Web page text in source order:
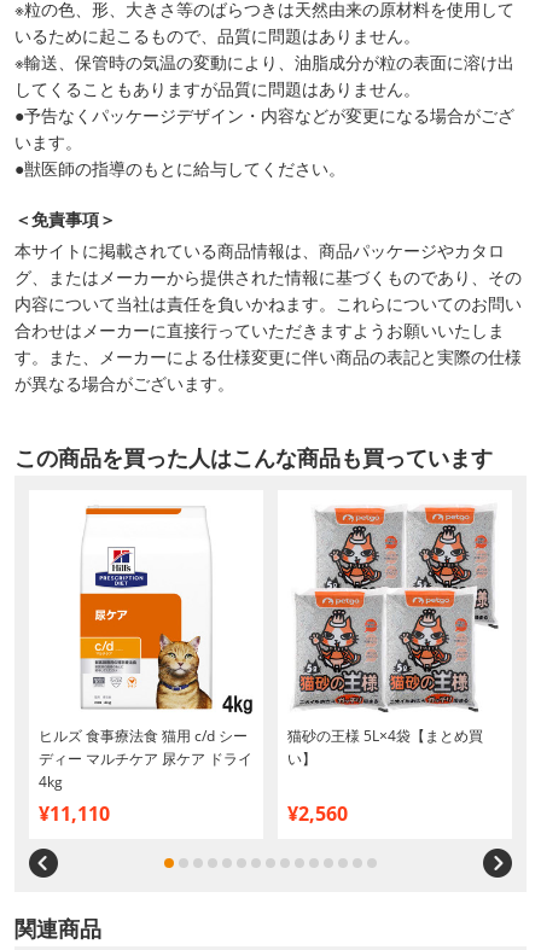
※粒の色、形、大きさ等のばらつきは天然由来の原材料を使用して
いるために起こるもので、品質に問題はありません。
※輸送、保管時の気温の変動により、油脂成分が粒の表面に溶け出
してくることもありますが品質に問題はありません。
●予告なくパッケージデザイン・内容などが変更になる場合がござ
います。
●獣医師の指導のもとに給与してください。
＜免責事項＞
本サイトに掲載されている商品情報は、商品パッケージやカタロ
グ、またはメーカーから提供された情報に基づくものであり、その
内容について当社は責任を負いかねます。これらについてのお問い
合わせはメーカーに直接行っていただきますようお願いいたしま
す。また、メーカーによる仕様変更に伴い商品の表記と実際の仕様
が異なる場合がございます。
この商品を買った人はこんな商品も買っています
ヒルズ 食事療法食 猫用 c/d シー
ディー マルチケア 尿ケア ドライ
4kg
¥11,110
猫砂の王様 5L×4袋【まとめ買
い】
¥2,560
関連商品